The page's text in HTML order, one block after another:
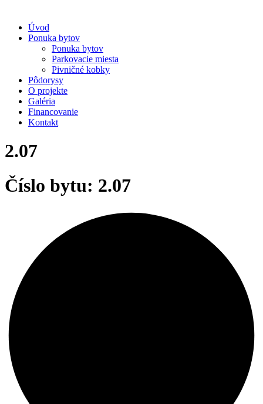
Úvod
Ponuka bytov
Ponuka bytov
Parkovacie miesta
Pivničné kobky
Pôdorysy
O projekte
Galéria
Financovanie
Kontakt
2.07
Číslo bytu: 2.07